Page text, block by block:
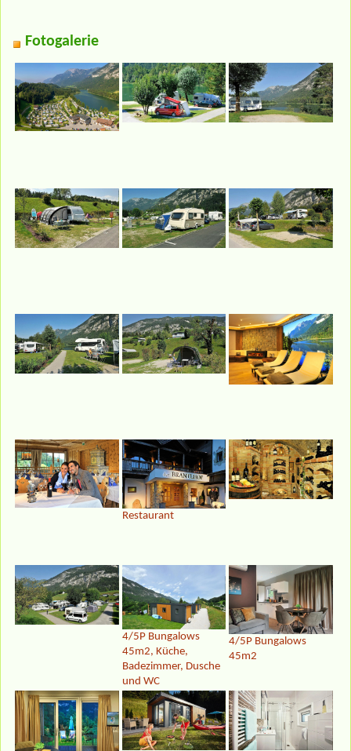
Fotogalerie
Restaurant
4/5P Bungalows
45m2, Küche,
Badezimmer, Dusche
und WC
4/5P Bungalows
45m2